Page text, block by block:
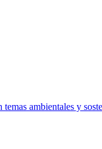
temas ambientales y